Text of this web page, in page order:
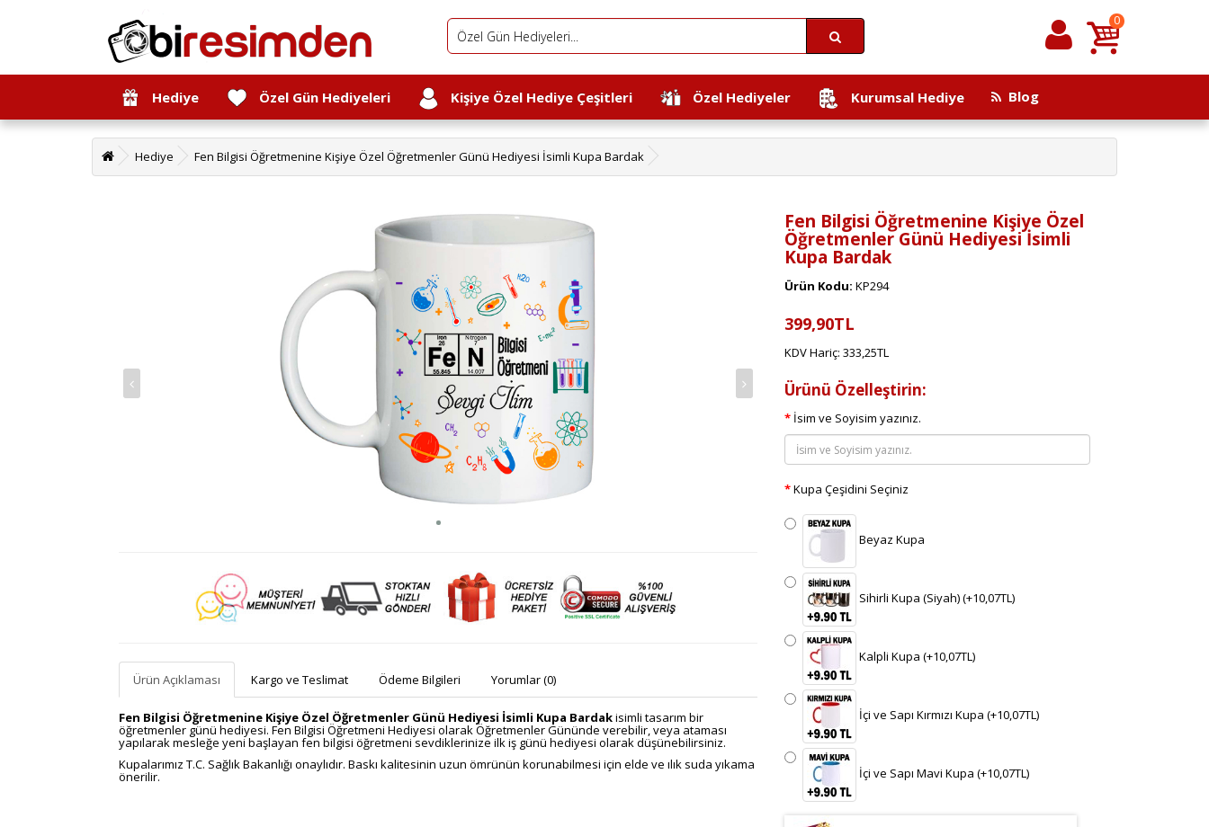
0
Hediye Özel Gün Hediyeleri Kişiye Özel Hediye Çeşitleri Özel Hediyeler Kurumsal Hediye Blog
Hediye Fen Bilgisi Öğretmenine Kişiye Özel Öğretmenler Günü Hediyesi İsimli Kupa Bardak
Ürün Açıklaması Kargo ve Teslimat Ödeme Bilgileri Yorumlar (0)
Fen Bilgisi Öğretmenine Kişiye Özel Öğretmenler Günü Hediyesi İsimli Kupa Bardakisimli tasarım bir
öğretmenler günü hediyesi. Fen Bilgisi Öğretmeni Hediyesi olarak Öğretmenler Gününde verebilir, veya ataması
yapılarak mesleğe yeni başlayan fen bilgisi öğretmeni sevdiklerinize ilk iş günü hediyesi olarak düşünebilirsiniz.
Kupalarımız T.C. Sağlık Bakanlığı onaylıdır. Baskı kalitesinin uzun ömrünün korunabilmesi için elde ve ılık suda yıkama
önerilir.
Fen Bilgisi Öğretmenine Kişiye Özel
Öğretmenler Günü Hediyesi İsimli
Kupa Bardak
Ürün Kodu: KP294
399,90TL
KDV Hariç: 333,25TL
Ürünü Özelleştirin:
İsim ve Soyisim yazınız.
Kupa Çeşidini Seçiniz
Beyaz Kupa
Sihirli Kupa (Siyah) (+10,07TL)
Kalpli Kupa (+10,07TL)
İçi ve Sapı Kırmızı Kupa (+10,07TL)
İçi ve Sapı Mavi Kupa (+10,07TL)